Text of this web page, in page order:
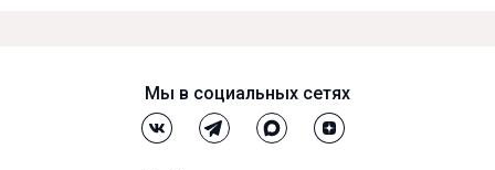
Мы в социальных сетях